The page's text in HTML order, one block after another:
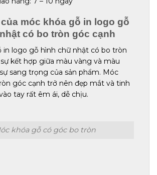
móc khóa gỗ in logo gỗ
có bo tròn góc cạnh
in logo gỗ hình chữ nhật có bo tròn
kết hợp giữa màu vàng và màu
sang trọng của sản phẩm. Móc
góc cạnh trở nên đẹp mắt và tinh
tay rất êm ái, dễ chịu.
khóa gỗ có góc bo tròn